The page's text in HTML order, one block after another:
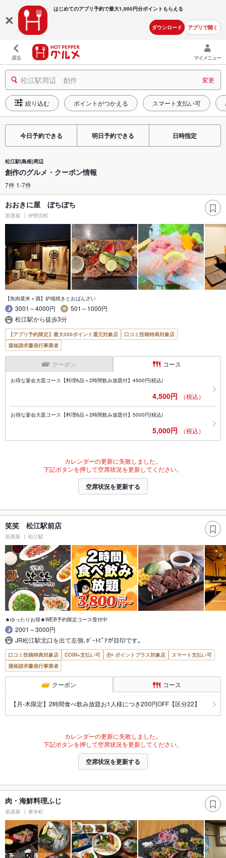
はじめてのアプリ予約で最大1,000円分ポイントもらえる
ダウンロード アプリで開く
戻る マイメニュー
松江駅周辺 創作 変更
絞り込む ポイントがつかえる スマート支払い可
今日予約できる 明日予約できる 日時指定
松江駅(島根)周辺
創作のグルメ・クーポン情報
7件 1-7件
おおきに屋 ぼちぼち
居酒屋 伊勢宮町
【魚肉菜米＋酒】炉端焼きとおばんざい
3001～4000円
501～1000円
松江駅から徒歩3分
【アプリ予約限定】最大350ポイント還元対象店
口コミ投稿特典対象店
適格請求書発行事業者
クーポン コース
お得な宴会大皿コース【料理6品＋2時間飲み放題付】4500円(税込)
4,500円 （税込）
お得な宴会大皿コース【料理8品＋2時間飲み放題付】5000円(税込)
5,000円 （税込）
カレンダーの更新に失敗しました。
下記ボタンを押して空席状況を更新してください。
空席状況を更新する
笑笑 松江駅前店
居酒屋 松江駅
★ゆったりお得★WEB予約限定コース受付中
2001～3000円
JR松江駅北口を出て左側､ﾎﾞｰﾄﾋﾟｱが目印です｡
口コミ投稿特典対象店 COIN+支払い可 ポイントプラス対象店
スマート支払い可
適格請求書発行事業者
クーポン コース
【月‐木限定】2時間食べ飲み放題お1人様につき200円OFF【区分22】
カレンダーの更新に失敗しました。
下記ボタンを押して空席状況を更新してください。
空席状況を更新する
肉・海鮮料理ふじ
居酒屋 東本町